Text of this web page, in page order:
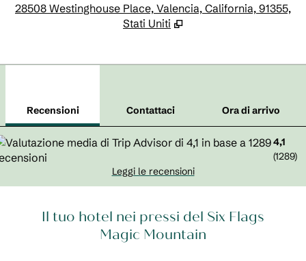
28508 Westinghouse Place, Valencia, California, 91355,
Stati Uniti
Recensioni Contattaci
Ora di arrivo
4,1
(1289)
Leggi le recensioni
Il tuo hotel nei pressi del Six Flags
Magic Mountain